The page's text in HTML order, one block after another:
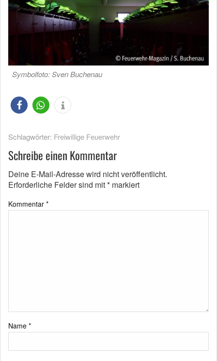
Symbolfoto: Sven Buchenau
Schlagwörter: Freiwillige Feuerwehr
Schreibe einen Kommentar
Deine E-Mail-Adresse wird nicht veröffentlicht.
Erforderliche Felder sind mit* markiert
Kommentar *
Name *